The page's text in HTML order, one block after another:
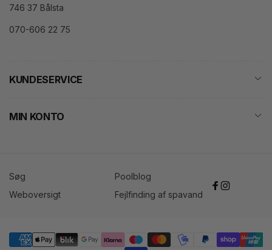
746 37 Bålsta
070-606 22 75
KUNDESERVICE
MIN KONTO
Søg
Poolblog
Weboversigt
Fejlfinding af spavand Facebook
Instagram